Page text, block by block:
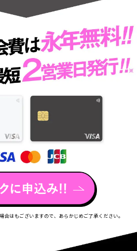
合はもございますので、あらかじめご了承ください。